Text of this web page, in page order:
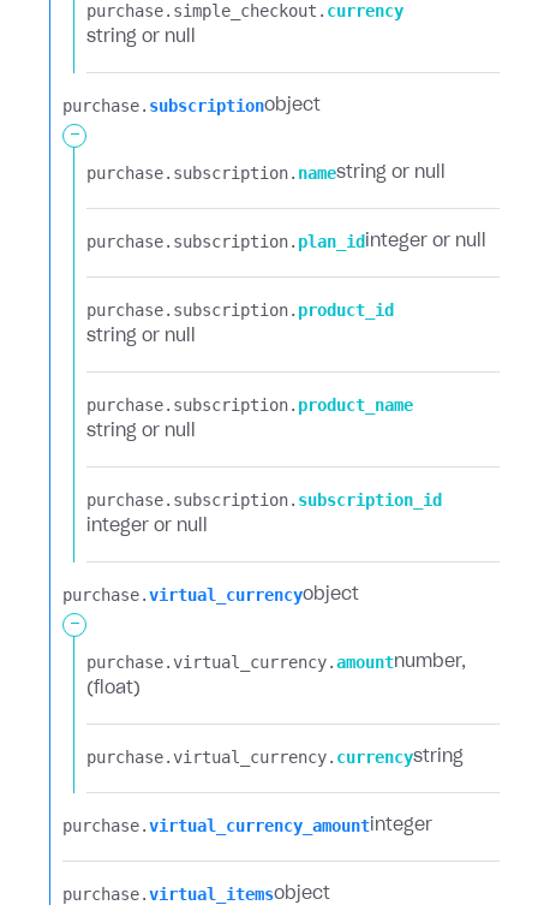
purchase.​ simple_checkout.​ currency
string or null
purchase.​ subscriptionobject
-
purchase.​ subscription.​ namestring or null
purchase.​ subscription.​ plan_id integer or null
purchase.​ subscription.​ product_id
string or null
purchase.​ subscription.​ product_name
string or null
purchase.​ subscription.​ subscription_id
integer or null
purchase.​virtual_currencyobject
-
purchase.​virtual_currency.​amountnumber
(float)
purchase.​virtual_currency.​ currencystring
purchase.​virtual_currency_amount integer
purchase.​virtual_itemsobject